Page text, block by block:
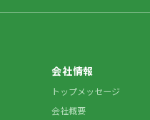
会社情報
トップメッセージ
会社概要